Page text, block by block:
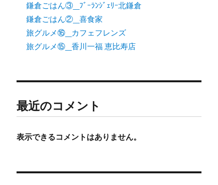
鎌倉ごはん③_ﾌﾞｰﾗﾝｼﾞｪﾘｰ北鎌倉
鎌倉ごはん②_喜食家
旅グルメ⑯_カフェフレンズ
旅グルメ⑮_香川一福 恵比寿店
最近のコメント
表示できるコメントはありません。